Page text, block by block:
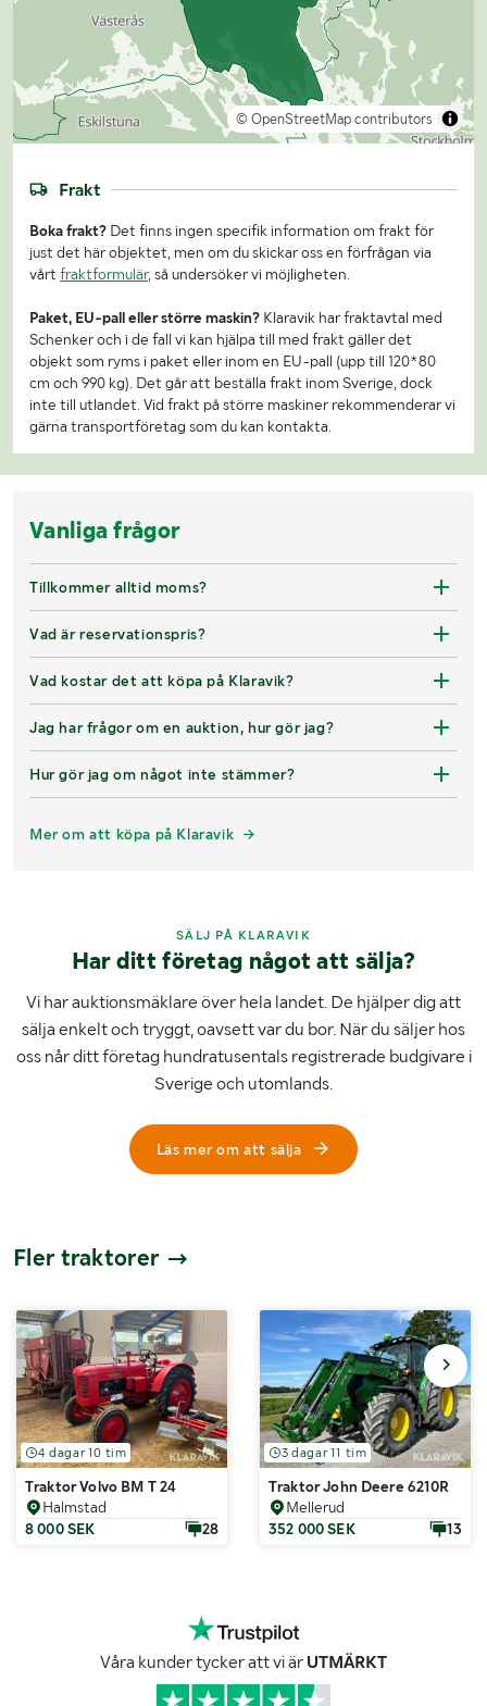
© OpenStreetMap contributors
Frakt
Boka frakt? Det finns ingen specifik information om frakt för
just det här objektet, men om du skickar oss en förfrågan via
vårt fraktformulär, så undersöker vi möjligheten.
Paket, EU-pall eller större maskin? Klaravik har fraktavtal med
Schenker och i de fall vi kan hjälpa till med frakt gäller det
objekt som ryms i paket eller inom en EU-pall (upp till 120*80
cm och 990 kg). Det går att beställa frakt inom Sverige, dock
inte till utlandet. Vid frakt på större maskiner rekommenderar vi
gärna transportföretag som du kan kontakta.
Vanliga frågor
Tillkommer alltid moms?
Vad är reservationspris?
Vad kostar det att köpa på Klaravik?
Jag har frågor om en auktion, hur gör jag?
Hur gör jag om något inte stämmer?
Mer om att köpa på Klaravik
SÄLJ PÅ KLARAVIK
Har ditt företag något att sälja?
Vi har auktionsmäklare över hela landet. De hjälper dig att
sälja enkelt och tryggt, oavsett var du bor. När du säljer hos
oss når ditt företag hundratusentals registrerade budgivare i
Sverige och utomlands.
Läs mer om att sälja
Fler traktorer
4 dagar 10 tim
Traktor Volvo BM T 24
Halmstad
8 000 SEK
28
3 dagar 11 tim
Traktor John Deere 6210R
Mellerud
352 000 SEK
13
Våra kunder tycker att vi är UTMÄRKT